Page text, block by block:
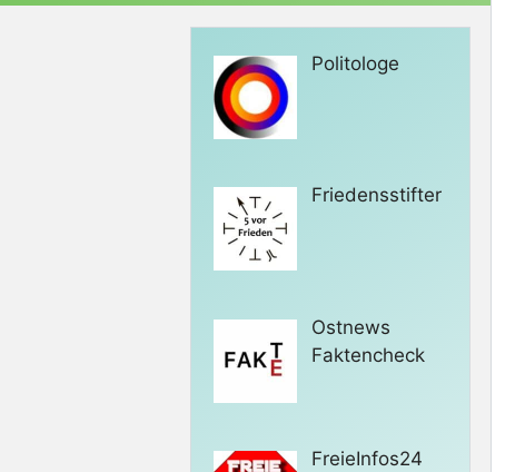
Politologe
Friedensstifter
Ostnews
Faktencheck
FreieInfos24